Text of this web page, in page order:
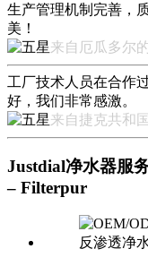
生产管理机制完善，
美！
来自厄瓜多尔
工厂技术人员在合作
好，我们非常感激。
来自捷克共和
Justdial净水器服
– Filterpur